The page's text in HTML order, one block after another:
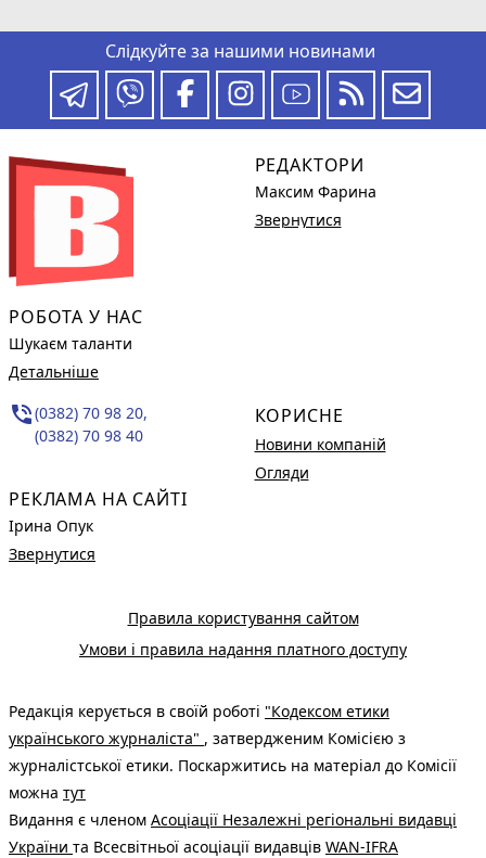
Слідкуйте за нашими новинами
РОБОТА У НАС
Шукаєм таланти
Детальніше
phone_in_talk(0382) 70 98 20,
(0382) 70 98 40
РЕКЛАМА НА САЙТІ
Ірина Опук
Звернутися
РЕДАКТОРИ
Максим Фарина
Звернутися
КОРИСНЕ
Новини компаній
Огляди
Правила користування сайтом
Умови і правила надання платного доступу
Редакція керується в своїй роботі "Кодексом етики
українського журналіста" , затвердженим Комісією з
журналістської етики. Поскаржитись на матеріал до Комісії
можна тут
Видання є членом Асоціації Незалежні регіональні видавці
України та Всесвітньої асоціації видавців WAN-IFRA